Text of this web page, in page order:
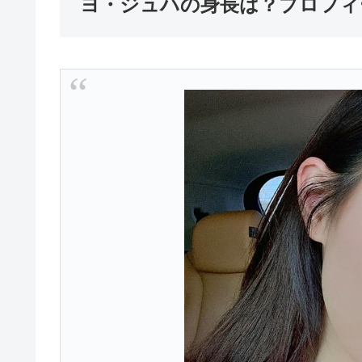
ヨ・ジュハの身長は？プロフ